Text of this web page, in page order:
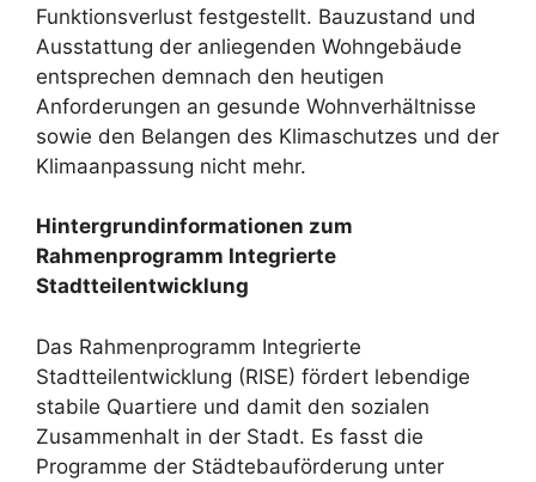
Funktionsverlust festgestellt. Bauzustand und
Ausstattung der anliegenden Wohngebäude
entsprechen demnach den heutigen
Anforderungen an gesunde Wohnverhältnisse
sowie den Belangen des Klimaschutzes und der
Klimaanpassung nicht mehr.
Hintergrundinformationen zum
Rahmenprogramm Integrierte
Stadtteilentwicklung
Das Rahmenprogramm Integrierte
Stadtteilentwicklung (RISE) fördert lebendige
stabile Quartiere und damit den sozialen
Zusammenhalt in der Stadt. Es fasst die
Programme der Städtebauförderung unter